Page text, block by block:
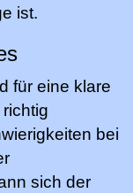
ist.
für eine klare
bei
sich der